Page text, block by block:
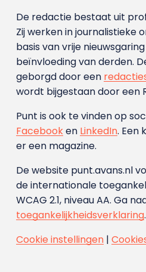
De redactie bestaat uit
Zij werken in journalistieke
basis van vrije
beïnvloeding van derden.
geborgd door een
wordt bijgestaan door een
Punt is ook te vinden op
Facebooken LinkedIn. Een
er een magazine.
De website punt.avans.nl
de internationale
WCAG 2.1, niveau AA. Ga
toegankelijkheidsverklaring.
Cookie instellingen|